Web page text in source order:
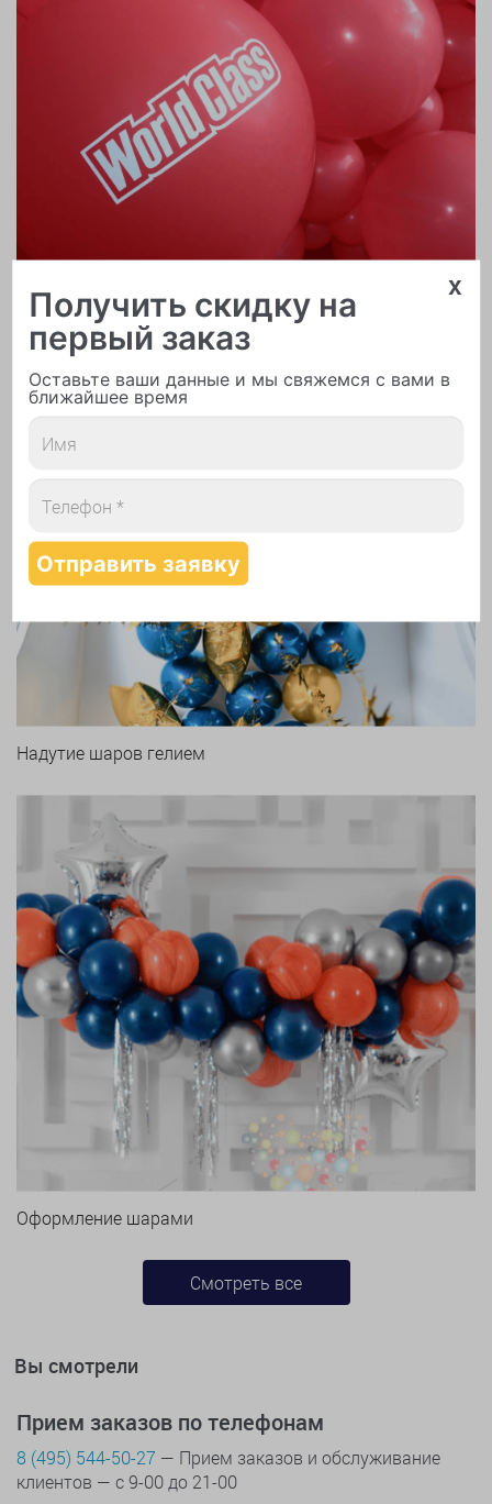
Печать логотипа
Арки и гирлянды из шаров
Надутие шаров гелием
Оформление шарами
Смотреть все
Вы смотрели
Прием заказов по телефонам
8 (495) 544-50-27 — Прием заказов и обслуживание
клиентов — с 9-00 до 21-00
x
Получить скидку на
первый заказ
Оставьте ваши данные и мы свяжемся с вами в
ближайшее время